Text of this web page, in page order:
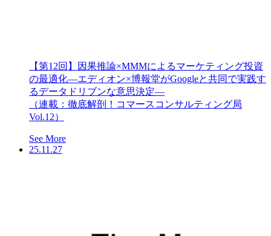
【第12回】因果推論×MMMによるマーケティング投資
の最適化―エディオン×博報堂がGoogleと共同で実践す
るデータドリブンな意思決定―
（連載：徹底解剖！コマースコンサルティング局
Vol.12）
See More
25.11.27